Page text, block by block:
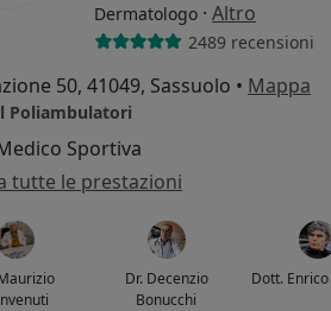
Dermatologo · Altro
2489 recensioni
50, 41049, Sassuolo • Mappa
Poliambulatori
Sportiva
tutte le prestazioni
Dr. Decenzio
Bonucchi
Dott.